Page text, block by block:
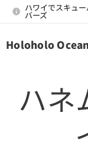
ハワイでスキュ
バーズ
Holoholo
ハネ